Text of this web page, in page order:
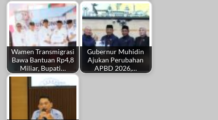
Wamen Transmigrasi
Bawa Bantuan Rp4,8
Miliar, Bupati…
Gubernur Muhidin
Ajukan Perubahan
APBD 2026,…